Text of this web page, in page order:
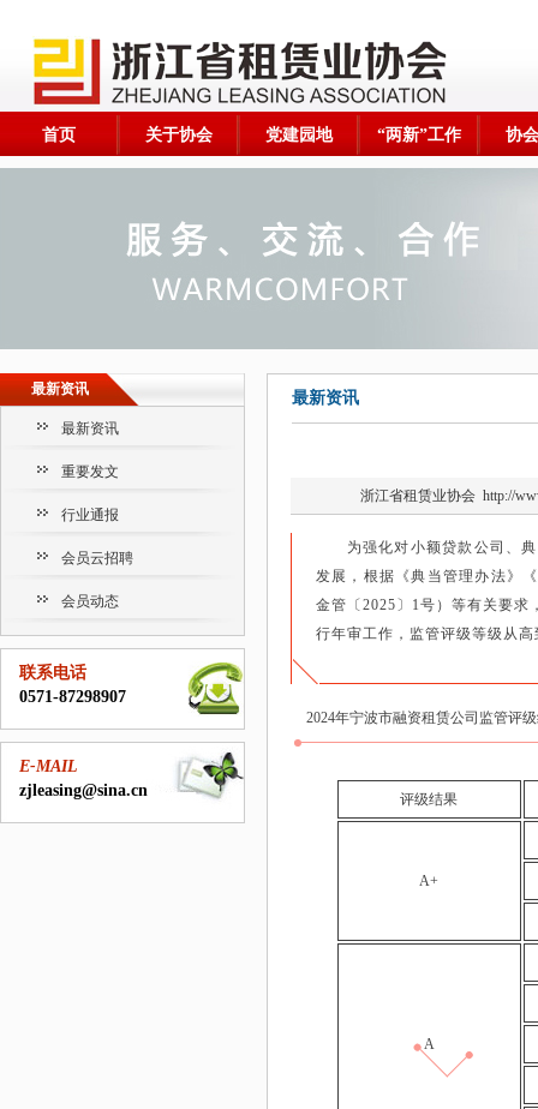
首页 关于协会 党建园地 “两新”工作 协
最新资讯
最新资讯
重要发文
行业通报
会员云招聘
会员动态
联系电话
0571-87298907
E-MAIL
zjleasing@sina.cn
最新资讯
浙江省租赁业协会 http://
为强化对小额贷款公司、
发展，根据《典当管理办法》
金管〔2025〕1号）等有关要求
行年审工作，监管评级等级从
2024年宁波市融资租赁公司监管评
评级结果
A+
A